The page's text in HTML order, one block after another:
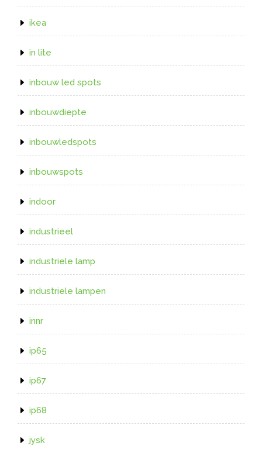
ikea
in lite
inbouw led spots
inbouwdiepte
inbouwledspots
inbouwspots
indoor
industrieel
industriele lamp
industriele lampen
innr
ip65
ip67
ip68
jysk